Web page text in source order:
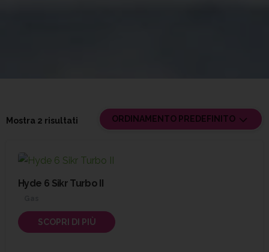
Mostra 2 risultati ORDINAMENTO PREDEFINITO
Hyde 6 Sikr Turbo II
SCOPRI DI PIÙ